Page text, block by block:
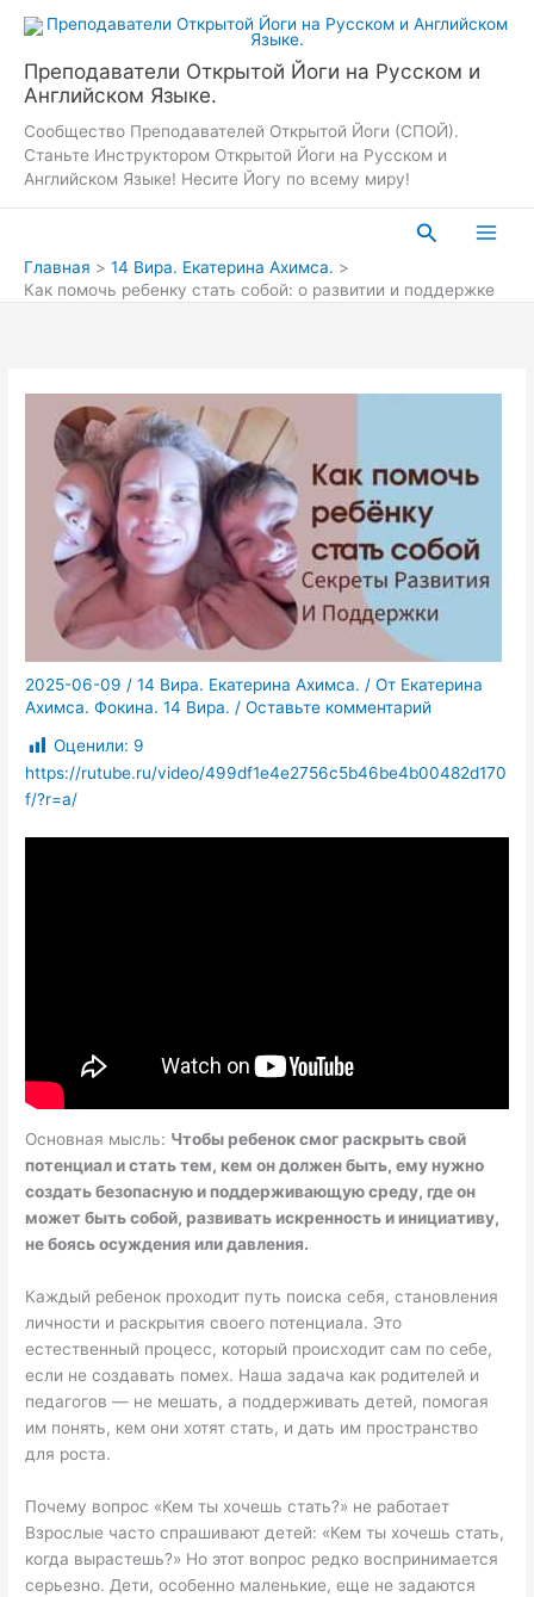
содержимому
Преподаватели Открытой Йоги на Русском и
Английском Языке.
Сообщество Преподавателей Открытой Йоги (СПОЙ).
Станьте Инструктором Открытой Йоги на Русском и
Английском Языке! Несите Йогу по всему миру!
Поиск
Главная
14 Вира. Екатерина Ахимса.
Как помочь ребенку стать собой: о развитии и поддержке
2025-06-09 /14 Вира. Екатерина Ахимса. / От Екатерина
Ахимса. Фокина. 14 Вира. /Оставьте комментарий
Оценили: 9
https://rutube.ru/video/499df1e4e2756c5b46be4b00482d170
f/?r=a/
Основная мысль: Чтобы ребенок смог раскрыть свой
потенциал и стать тем, кем он должен быть, ему нужно
создать безопасную и поддерживающую среду, где он
может быть собой, развивать искренность и инициативу,
не боясь осуждения или давления.
Каждый ребенок проходит путь поиска себя, становления
личности и раскрытия своего потенциала. Это
естественный процесс, который происходит сам по себе,
если не создавать помех. Наша задача как родителей и
педагогов — не мешать, а поддерживать детей, помогая
им понять, кем они хотят стать, и дать им пространство
для роста.
Почему вопрос «Кем ты хочешь стать?» не работает
Взрослые часто спрашивают детей: «Кем ты хочешь стать,
когда вырастешь?» Но этот вопрос редко воспринимается
серьезно. Дети, особенно маленькие, еще не задаются